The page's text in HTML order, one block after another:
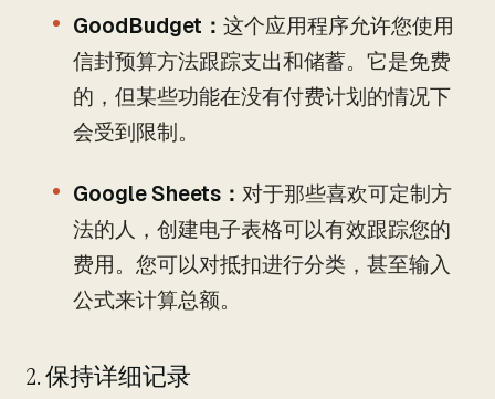
GoodBudget： 这个应用程序允许您使用
信封预算方法跟踪支出和储蓄。它是免费
的，但某些功能在没有付费计划的情况下
会受到限制。
Google Sheets： 对于那些喜欢可定制方
法的人，创建电子表格可以有效跟踪您的
费用。您可以对抵扣进行分类，甚至输入
公式来计算总额。
2. 保持详细记录